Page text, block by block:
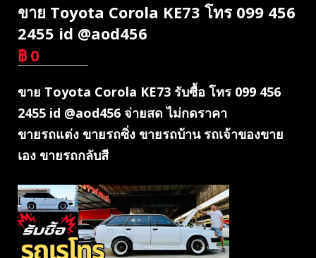
ขาย Toyota Corola KE73 โทร 099 456
2455 id @aod456
฿ 0
ขาย Toyota Corola KE73 รับซื้อ โทร 099 456
2455 id @aod456 จ่ายสด ไม่กดราคา
ขายรถแต่ง ขายรถซิ่ง ขายรถบ้าน รถเจ้าของขาย
เอง ขายรถกลับสี